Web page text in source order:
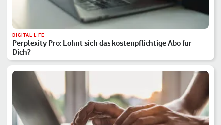
DIGITAL LIFE
Perplexity Pro: Lohnt sich das kostenpflichtige Abo für
Dich?